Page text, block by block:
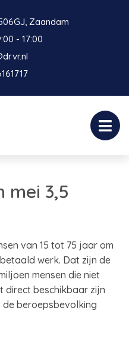
Zaandam
- 17:00
mei 3,5
van 15 tot 75 jaar om
werk. Dat zijn de
mensen die niet
direct beschikbaar zijn
beroepsbevolking